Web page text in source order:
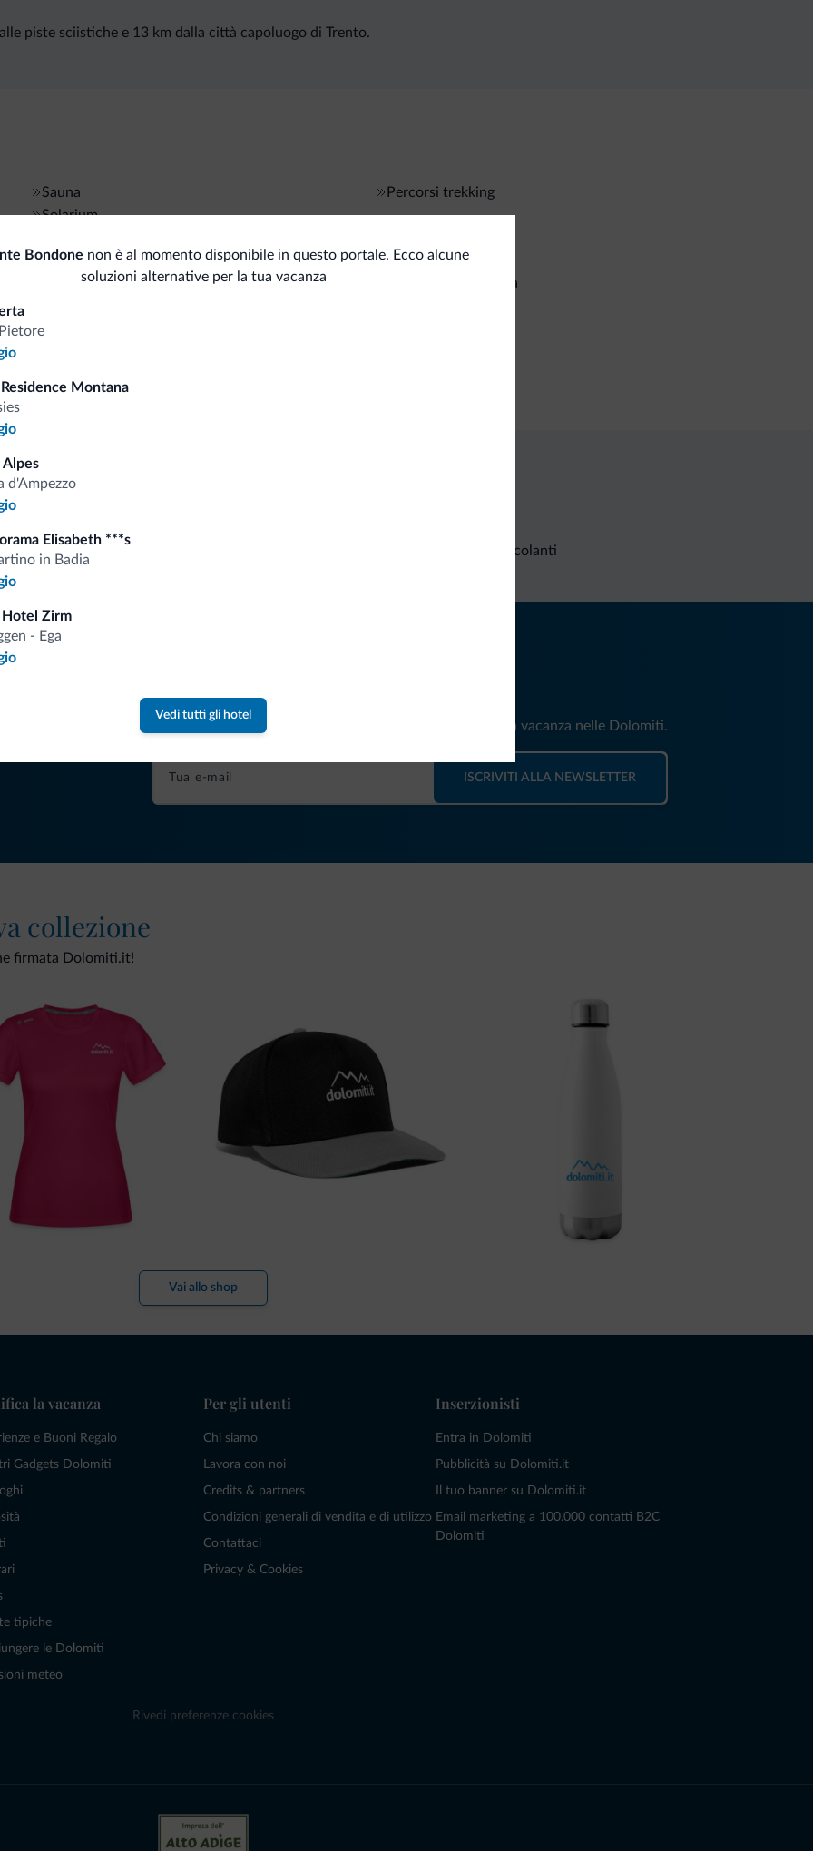
piste sciistiche e 13 km dalla città capoluogo di Trento.
Sauna
Solarium
Sci
Deposito sci
Sport e attività
Percorsi trekking
Servizi generali
Cassetta di sicurezza
Bondone non è al momento disponibile in questo portale. Ecco alcune
soluzioni alternative per la tua vacanza
Montana
Alpes
d'Ampezzo
Elisabeth ***s
in Badia
Zirm
- Ega
Vedi tutti gli hotel
Tariffe vantaggiose Richieste non vincolanti
Riceverai informazioni, offerte esclusive e news per la tua vacanza nelle Dolomiti.
ISCRIVITI ALLA NEWSLETTER
collezione
firmata Dolomiti.it!
Vai allo shop
la vacanza
e Buoni Regalo
Gadgets Dolomiti
tipiche
le Dolomiti
meteo
Per gli utenti
Chi siamo
Lavora con noi
Credits & partners
Condizioni generali di vendita e di utilizzo
Contattaci
Privacy & Cookies
Inserzionisti
Entra in Dolomiti
Pubblicità su Dolomiti.it
Il tuo banner su Dolomiti.it
Email marketing a 100.000 contatti B2C
Dolomiti
Rivedi preferenze cookies